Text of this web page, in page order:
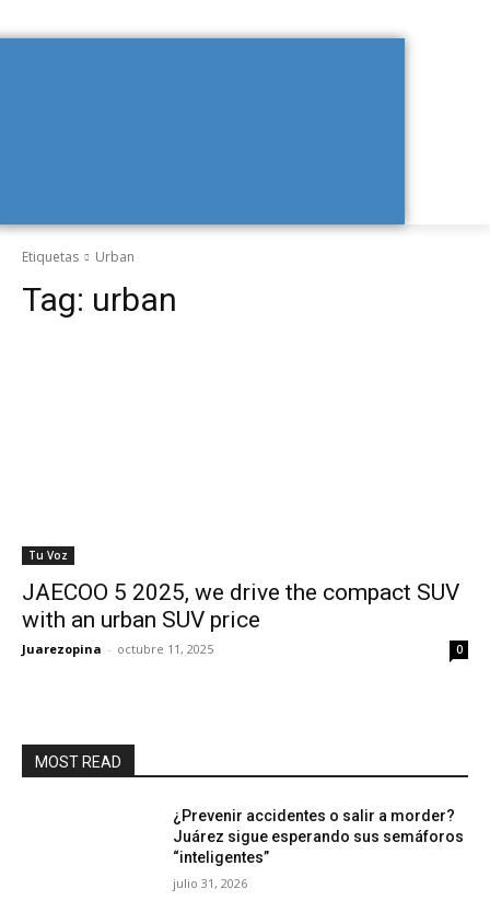
Etiquetas Urban
Tag: urban
Tu Voz
JAECOO 5 2025, we drive the compact SUV
with an urban SUV price
Juarezopina - octubre 11, 2025 0
MOST READ
¿Prevenir accidentes o salir a morder?
Juárez sigue esperando sus semáforos
“inteligentes”
julio 31, 2026